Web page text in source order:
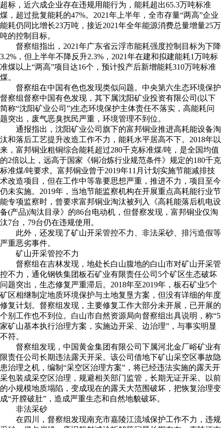
超标，近六成企业存在违规用能行为，能耗超出65.3万吨标准
煤，超过批复能耗的47%。2021年上半年，全市存量“两高”企业
能耗仍同比增长23万吨，接近2021年全年能源消费总量增量25万
吨的控制目标。
督察组指出，2021年广东省云浮市能耗强度控制目标为下降
3.2%，但上半年不降反升2.3%，2021年在建和拟建能耗1万吨标
准煤以上“两高”项目达16个，预计投产后新增能耗310万吨标准
煤。
督察组在中国有色也发现类似问题。中央第六生态环境保护
督察组督察中国有色发现，其下属沈阳矿业投资有限公司(以下
简称“沈阳矿业公司”)生态环境保护主体责任不落实，高能耗问
题突出，废气恶臭扰民严重，环境管理不到位。
通报指出，沈阳矿业公司旗下的富邦铜业推进高耗能设备淘
汰和落后工艺提升改造工作不力，能耗水平居高不下。2018年以
来，富邦铜业粗铜综合能耗超过280千克标准煤/吨，是全国均值
的2倍以上，远高于国家《铜冶炼行业规范条件》规定的180千克
标准煤/吨要求。富邦铜业曾于2019年11月计划实施节能减排技
术改造项目，但在工作中等靠要思想严重，推进不力，项目至今
仍未实施。2019年，当地节能监察机构在开展重点高耗能行业节
能专项监察时，曾要求富邦铜业淘汰被列入《高耗能落后机电设
备(产品)淘汰目录》的86台电动机，但督察发现，富邦铜业仅淘
汰7台，79台仍在违规使用。
此外，还发现了矿山开采管控不力、非法采砂、排污造假等
严重恶劣事件。
矿山开采管控不力
督察组在吉林发现，地处长白山腹地的白山市对矿山开采管
控不力，通化钢铁集团板石矿业有限责任公司5个矿区生态破坏
问题突出，生态修复严重滞后。2018年至2019年，板石矿业5个
矿区相继制定地质环境保护与土地复垦方案，但没有详细的年度
修复计划。督察组发现，主要修复工作大部分未开展，已开展的
个别工作也不到位。白山市自然资源局向督察组出具说明，称“5
家矿山基本执行治理方案，实施边开采、边治理”，与事实明显
不符。
督察组发现，中国黄金集团有限公司下属河北金厂峪矿业有
限责任公司长期违法露天开采。该公司借地下矿山采空区事故隐
患治理之机，编制“采空区治理方案”，将已经违法实施的露天开
采包装成采空区治理，规避相关部门监管，长期无证开采。以前
的小规模地质塌陷，变成现在的露天大范围破坏，把恢复治理变
成“开膛破肚”，造成严重生态和自然地貌破坏。
非法采砂
在四川，督察组发现南充市嘉陵江流域保护工作不力，违规